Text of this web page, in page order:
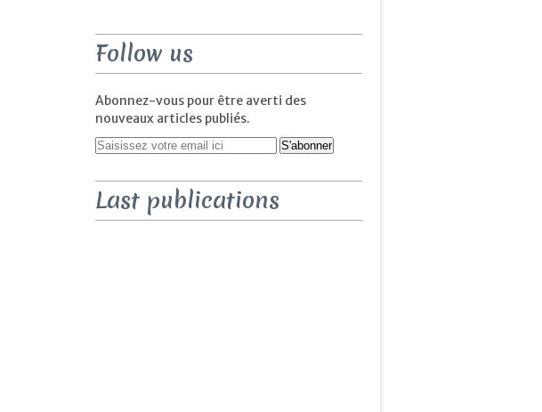
Follow us
Abonnez-vous pour être averti des
nouveaux articles publiés.
Last publications